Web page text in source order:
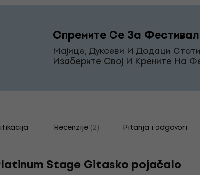
Спремите Се За Фестивал
Мајице, Дуксеви И Додаци
Изаберите Свој И Крените На
Recenzije (2) Pitanja i odgovori
Stage Gitasko pojačalo